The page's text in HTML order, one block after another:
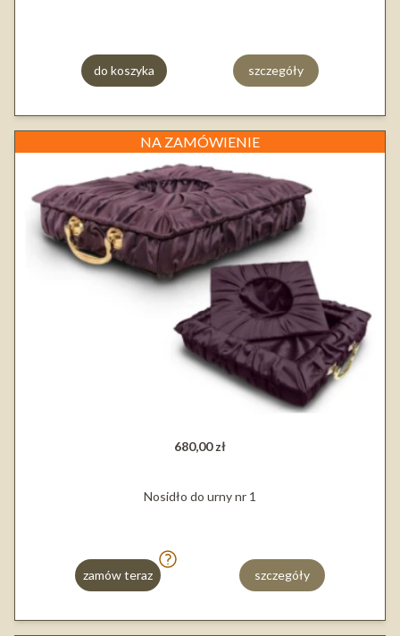
do koszyka szczegóły
NA ZAMÓWIENIE
680,00 zł
Nosidło do urny nr 1
zamów teraz szczegóły